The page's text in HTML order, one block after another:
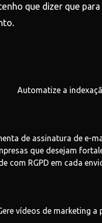
que dizer que
Automatize a
de assinatura de e-
que desejam
com RGPD em cada
vídeos de marketing